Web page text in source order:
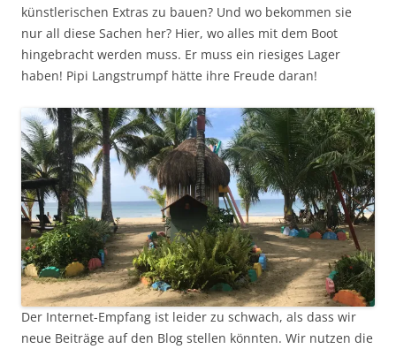
künstlerischen Extras zu bauen? Und wo bekommen sie
nur all diese Sachen her? Hier, wo alles mit dem Boot
hingebracht werden muss. Er muss ein riesiges Lager
haben! Pipi Langstrumpf hätte ihre Freude daran!
Der Internet-Empfang ist leider zu schwach, als dass wir
neue Beiträge auf den Blog stellen könnten. Wir nutzen die